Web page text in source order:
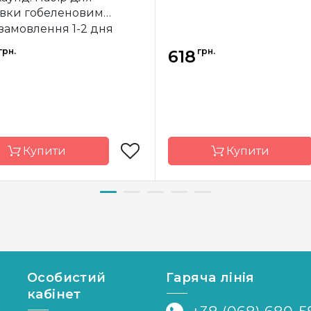
гобеленовим
1-2 дня
Купити
18х20 см
618 грн.
Купити
виробник
Розмір
Канва
Особистий
кабінет
Гаряча лінія